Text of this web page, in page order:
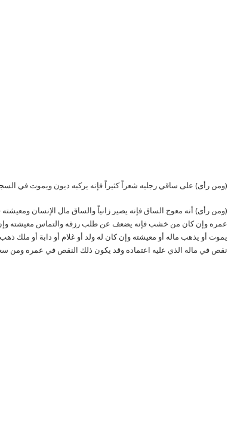
(ومن رأى) على ساقي رجليه شعراً كثيراً فإنه يركبه ديون ويموت في
(ومن رأى) أنه معوج الساق فإنه يصير زانياً والساق مال الإنسان
عمره وإن كان من خشب فإنه يضعف عن طلب رزقه والتماس معيشته وإن
يموت أو يذهب ماله أو معيشته وإن كان له ولد أو غلام أو دابة أو
نقص في ماله الذي عليه اعتماده وقد يكون ذلك النقص في عمره